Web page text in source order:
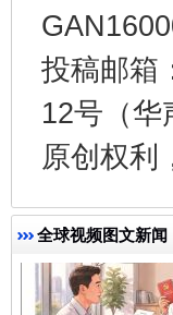
投稿邮箱
12号（华
原创权利
全球视频图文新闻
千年
揭开“小